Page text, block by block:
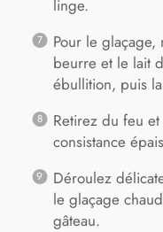
linge.
Pour le glaçage,
beurre et le lait
ébullition, puis
Retirez du feu
consistance
Déroulez
le glaçage
gâteau.